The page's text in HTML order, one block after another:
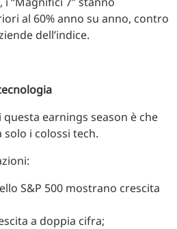
al 60% anno su anno, contro
dell’indice.
earnings season è che
i colossi tech.
S&P 500 mostrano crescita
a doppia cifra;